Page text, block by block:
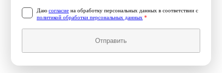
Даю согласие на обработку персональных данных в соответствии с
политикой обработки персональных данных *
Отправить